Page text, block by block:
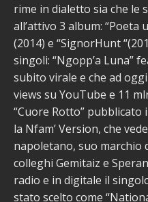
rime in dialetto sia che le
all’attivo 3 album: “Poeta
(2014) e “SignorHunt
singoli: “Ngopp’a Luna”
subito virale e che ad
views su YouTube e 11
“Cuore Rotto” pubblicato
la Nfam’ Version, che
napoletano, suo marchio
colleghi Gemitaiz e
radio e in digitale il
stato scelto come